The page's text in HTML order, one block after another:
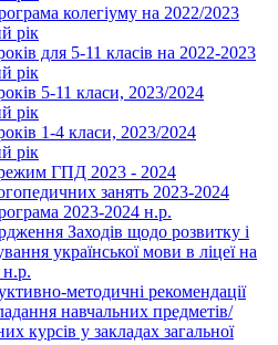
колегіуму на 2022/2023
рік
для 5-11 класів на 2022-2023
рік
5-11 класи, 2023/2024
рік
1-4 класи, 2023/2024
рік
ГПД 2023 - 2024
занять 2023-2024
2023-2024 н.р.
Заходів щодо розвитку і
української мови в ліцеї на
н.р.
методичні рекомендації
навчальних предметів/
курсів у закладах загальної